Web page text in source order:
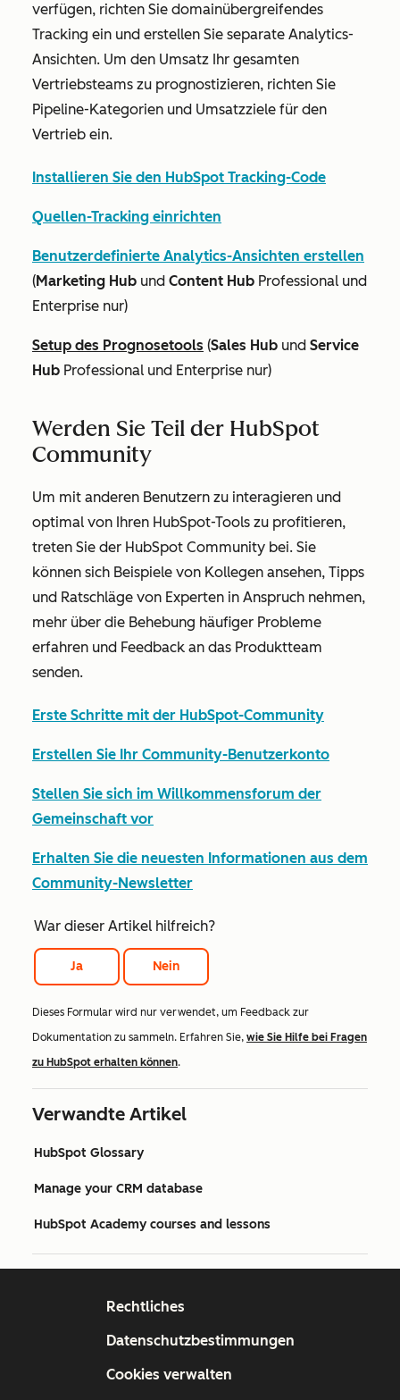
verfügen, richten Sie domainübergreifendes
Tracking ein und erstellen Sie separate Analytics-
Ansichten. Um den Umsatz Ihr gesamten
Vertriebsteams zu prognostizieren, richten Sie
Pipeline-Kategorien und Umsatzziele für den
Vertrieb ein.
Installieren Sie den HubSpot Tracking-Code
Quellen-Tracking einrichten
Benutzerdefinierte Analytics-Ansichten erstellen
(Marketing Hub und Content Hub Professional und
Enterprise nur)
Setup des Prognosetools (Sales Hub und Service
Hub Professional und Enterprise nur)
Werden Sie Teil der HubSpot
Community
Um mit anderen Benutzern zu interagieren und
optimal von Ihren HubSpot-Tools zu profitieren,
treten Sie der HubSpot Community bei. Sie
können sich Beispiele von Kollegen ansehen, Tipps
und Ratschläge von Experten in Anspruch nehmen,
mehr über die Behebung häufiger Probleme
erfahren und Feedback an das Produktteam
senden.
Erste Schritte mit der HubSpot-Community
Erstellen Sie Ihr Community-Benutzerkonto
Stellen Sie sich im Willkommensforum der
Gemeinschaft vor
Erhalten Sie die neuesten Informationen aus dem
Community-Newsletter
War dieser Artikel hilfreich?
Ja Nein
Dieses Formular wird nur verwendet, um Feedback zur
Dokumentation zu sammeln. Erfahren Sie, wie Sie Hilfe bei Fragen
zu HubSpot erhalten können.
Verwandte Artikel
HubSpot Glossary
Manage your CRM database
HubSpot Academy courses and lessons
Rechtliches
Datenschutzbestimmungen
Cookies verwalten